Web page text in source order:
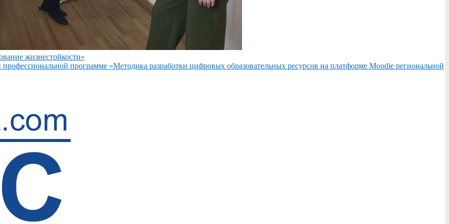
жизнестойкости»
программе «Методика разработки цифровых образовательных ресурсов на платформе Moodie региональной